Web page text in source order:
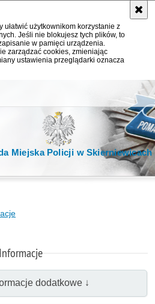
użytkownikom korzystanie z
Jeśli nie blokujesz tych plików, to
w pamięci urządzenia.
zarządzać cookies, zmieniając
ustawienia przeglądarki oznacza
Miejska Policji w Skierniewicach
dodatkowe ↓